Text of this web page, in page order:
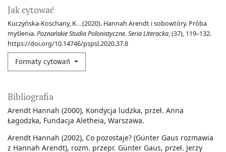
Jak cytować
Kuczyńska-Koschany, K. . (2020). Hannah Arendt i sobowtóry. Próba
myślenia.Poznańskie Studia Polonistyczne. Seria Literacka, (37), 119–132.
https://doi.org/10.14746/pspsl.2020.37.8
Formaty cytowań
Bibliografia
Arendt Hannah (2000), Kondycja ludzka, przeł. Anna
Łagodzka, Fundacja Aletheia, Warszawa.
Arendt Hannah (2002), Co pozostaje? (Günter Gaus rozmawia
z Hannah Arendt), rozm. przepr. Günter Gaus, przeł. Jerzy